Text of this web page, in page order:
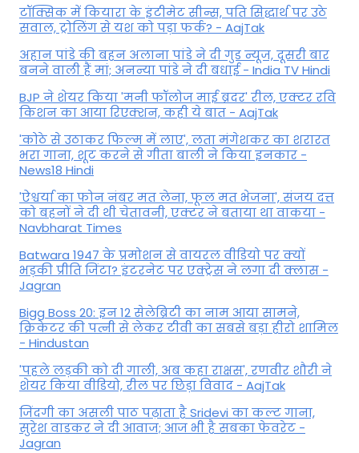
टॉक्सिक में कियारा के इंटीमेट सीन्स, पति सिद्धार्थ पर उठे
सवाल, ट्रोलिंग से यश को पड़ा फर्क? - AajTak
अहान पांडे की बहन अलाना पांडे ने दी गुड न्यूज, दूसरी बार
बनने वाली हैं मां; अनन्या पांडे ने दी बधाई - India TV Hindi
BJP ने शेयर किया 'मनी फॉलोज माई ब्रदर' रील, एक्टर रवि
किशन का आया रिएक्शन, कही ये बात - AajTak
'कोठे से उठाकर फिल्म में लाए', लता मंगेशकर का शरारत
भरा गाना, शूट करने से गीता बाली ने किया इनकार -
News18 Hindi
'ऐश्वर्या का फोन नंबर मत लेना, फूल मत भेजना', संजय दत्त
को बहनों ने दी थी चेतावनी, एक्टर ने बताया था वाकया -
Navbharat Times
Batwara 1947 के प्रमोशन से वायरल वीडियो पर क्यों
भड़की प्रीति जिंटा? इंटरनेट पर एक्ट्रेस ने लगा दी क्लास -
Jagran
Bigg Boss 20: इन 12 सेलेब्रिटी का नाम आया सामने,
क्रिकेटर की पत्नी से लेकर टीवी का सबसे बड़ा हीरो शामिल
- Hindustan
'पहले लड़की को दी गाली, अब कहा राक्षस', रणवीर शौरी ने
शेयर किया वीडियो, रील पर छिड़ा विवाद - AajTak
जिंदगी का असली पाठ पढ़ाता है Sridevi का कल्ट गाना,
सुरेश वाडकर ने दी आवाज; आज भी है सबका फेवरेट -
Jagran